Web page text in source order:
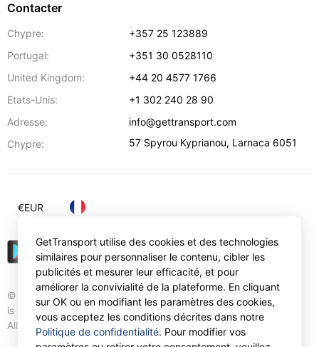
Contacter
Chypre:
+357 25 123889
Portugal:
+351 30 0528110
United Kingdom:
+44 20 4577 1766
Etats-Unis:
+1 302 240 28 90
Adresse:
info@gettransport.com
Chypre:
57 Spyrou Kyprianou, Larnaca 6051
© Gettransport International Limited. GetTransport®
is trademark of Gettransport International Limited.
All rights reserved.
€EUR
GetTransport utilise des cookies et des technologies
similaires pour personnaliser le contenu, cibler les
publicités et mesurer leur efficacité, et pour
améliorer la convivialité de la plateforme. En cliquant
sur OK ou en modifiant les paramètres des cookies,
vous acceptez les conditions décrites dans notre
Politique de confidentialité. Pour modifier vos